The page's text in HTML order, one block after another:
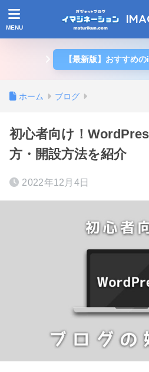
【最新版】おすすめ
ホーム ブログ
初心者向け！
方・開設方法を紹介
2022年12月4日